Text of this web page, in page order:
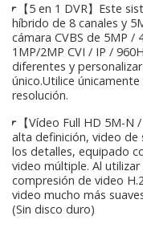
☛【5 en 1 DVR】Este
híbrido de 8 canales y
cámara CVBS de 5MP /
1MP/2MP CVI / IP /
diferentes y
único.Utilice
resolución.
☛【Vídeo Full HD 5M-N
alta definición, video
los detalles, equipado
video múltiple. Al
compresión de video
video mucho más
(Sin disco duro)